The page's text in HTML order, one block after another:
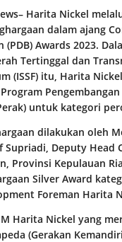
Harita Nickel
dalam ajang
(PDB) Awards 2023.
Tertinggal dan
(ISSF) itu, Harita
untuk kategori
dilakukan oleh
Supriadi, Deputy Head
Provinsi Kepulauan
Silver Award
Foreman Harita
Harita Nickel yang
(Gerakan